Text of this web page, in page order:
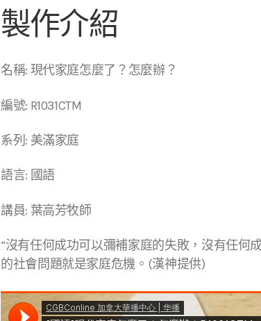
製作介紹
名稱: 現代家庭怎麼了？怎麼辦？
編號: R1031CTM
系列: 美滿家庭
語言: 國語
講員: 葉高芳牧師
“沒有任何成功可以彌補家庭的失敗，沒有任何
的社會問題就是家庭危機。(漢神提供)